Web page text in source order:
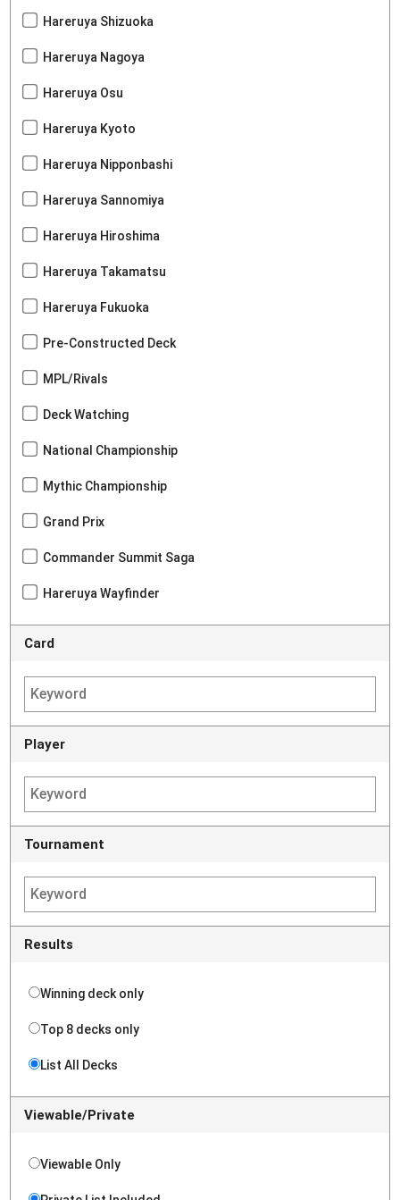
Hareruya Shizuoka
Hareruya Nagoya
Hareruya Osu
Hareruya Kyoto
Hareruya Nipponbashi
Hareruya Sannomiya
Hareruya Hiroshima
Hareruya Takamatsu
Hareruya Fukuoka
Pre-Constructed Deck
MPL/Rivals
Deck Watching
National Championship
Mythic Championship
Grand Prix
Commander Summit Saga
Hareruya Wayfinder
Card
Player
Tournament
Results
Winning deck only
Top 8 decks only
List All Decks
Viewable/Private
Viewable Only